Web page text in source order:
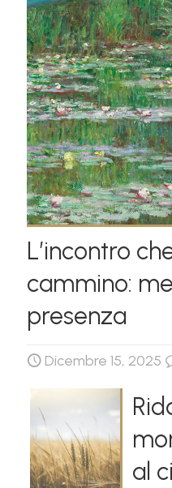
L’incontro
cammino:
presenza
Dicembre 15, 2025
al